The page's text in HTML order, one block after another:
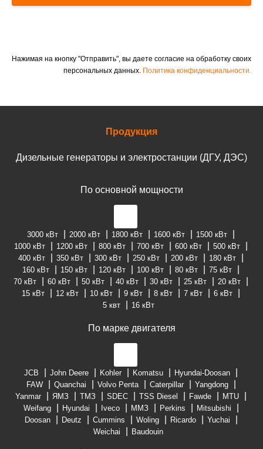
Нажимая на кнопку "Отправить", вы даете согласие на обработку своих
персональных данных. Политика конфиденциальности.
Продукция
Дизельные генераторы и электростанции (ДГУ, ДЭС)
По основной мощности
3000 кВт 2000 кВт 1800 кВт 1600 кВт
1500 кВт
1000 кВт
1200 кВт 800 кВт 700 кВт 600 кВт
500 кВт
400 кВт
350 кВт 300 кВт 250 кВт 200 кВт
180 кВт
160 кВт
150 кВт 120 кВт 100 кВт 80 кВт
75 кВт
70 кВт
60 кВт 50 кВт 40 кВт 30 кВт 25 кВт
20 кВт
15 кВт
12 кВт 10 кВт 9 кВт 8 кВт 7 кВт
6 кВт
5 квт
16 кВт
По марке двигателя
JCB John Deere Kohler Komatsu
Hyundai-Doosan
FAW
Quanchai Volvo Penta Caterpillar
Yangdong
Yanmar
ЯМЗ ТМЗ SDEC TSS Diesel Fawde
MTU
Weifang
Hyundai Iveco ММЗ Perkins
Mitsubishi
Doosan
Deutz Cummins Woling Ricardo
Yuchai
Weichai
Baudouin